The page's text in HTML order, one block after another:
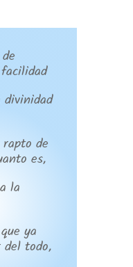
divinidad
de
es,
la
ya
del todo,